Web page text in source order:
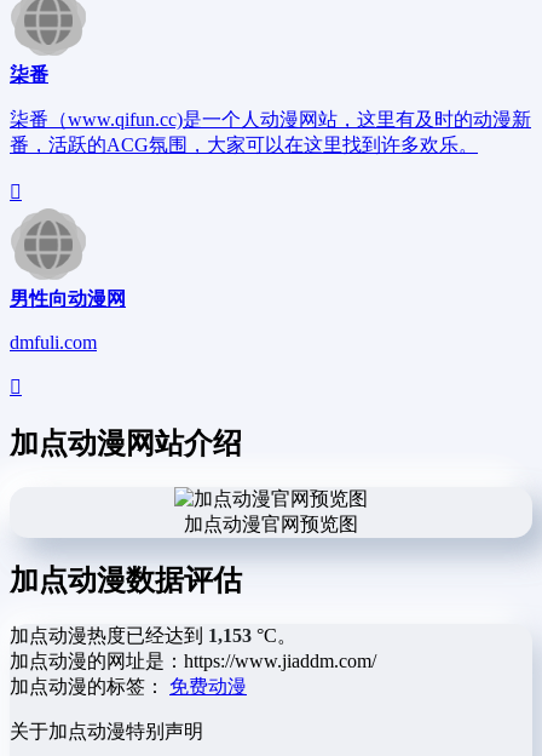
柒番
柒番（www.qifun.cc)是一个人动漫网站，这里有及时的动漫新
番，活跃的ACG氛围，大家可以在这里找到许多欢乐。
男性向动漫网
dmfuli.com
加点动漫网站介绍
加点动漫官网预览图
加点动漫数据评估
加点动漫热度已经达到 1,153 °C。
加点动漫的网址是：https://www.jiaddm.com/
加点动漫的标签： 免费动漫
关于加点动漫特别声明